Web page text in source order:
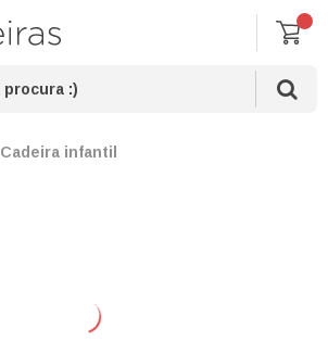
Cadeira infantil